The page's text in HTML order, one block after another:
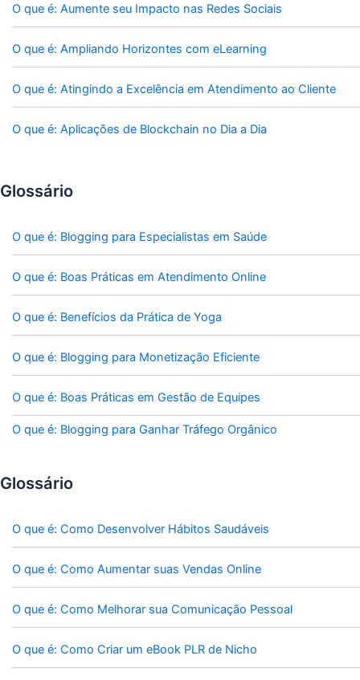
O que é: Aumente seu Impacto nas Redes Sociais
O que é: Ampliando Horizontes com eLearning
O que é: Atingindo a Excelência em Atendimento ao Cliente
O que é: Aplicações de Blockchain no Dia a Dia
Glossário
O que é: Blogging para Especialistas em Saúde
O que é: Boas Práticas em Atendimento Online
O que é: Benefícios da Prática de Yoga
O que é: Blogging para Monetização Eficiente
O que é: Boas Práticas em Gestão de Equipes
O que é: Blogging para Ganhar Tráfego Orgânico
Glossário
O que é: Como Desenvolver Hábitos Saudáveis
O que é: Como Aumentar suas Vendas Online
O que é: Como Melhorar sua Comunicação Pessoal
O que é: Como Criar um eBook PLR de Nicho